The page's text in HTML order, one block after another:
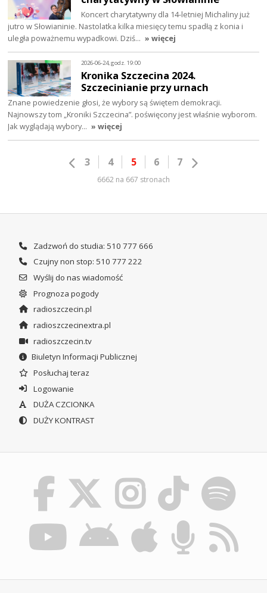
Koncert charytatywny dla 14-letniej Michaliny już
jutro w Słowianinie. Nastolatka kilka miesięcy temu spadłą z konia i
uległa poważnemu wypadkowi. Dziś… » więcej
2026-06-24, godz. 19:00
Kronika Szczecina 2024.
Szczecinianie przy urnach
Znane powiedzenie głosi, że wybory są świętem demokracji.
Najnowszy tom „Kroniki Szczecina”. poświęcony jest właśnie wyborom.
Jak wyglądają wybory… » więcej
3 4 5 6 7
6662 na 667 stronach
Zadzwoń do studia: 510 777 666
Czujny non stop: 510 777 222
Wyślij do nas wiadomość
Prognoza pogody
radioszczecin.pl
radioszczecinextra.pl
radioszczecin.tv
Biuletyn Informacji Publicznej
Posłuchaj teraz
Logowanie
DUŻA CZCIONKA
DUŻY KONTRAST